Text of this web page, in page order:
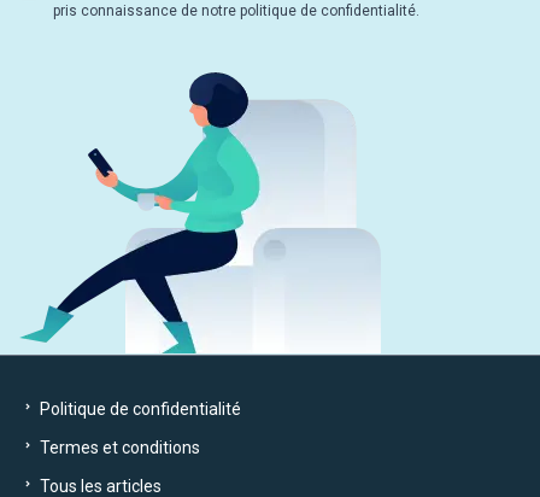
pris connaissance de notre politique de confidentialité.
Politique de confidentialité
Termes et conditions
Tous les articles